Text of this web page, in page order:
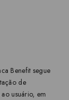
Benefit segue
de
usuário, em